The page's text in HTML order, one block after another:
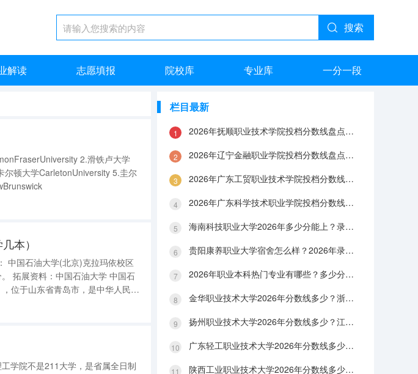
搜索
解读 志愿填报 院校库 专业库 一分一段
本）
位于山东省青岛市，是中华人民共
、教育部
栏目最新
2026年抚顺职业技术学院投档分数线盘点：录取分数、生活与就业指南
2026年辽宁金融职业学院投档分数线盘点：录取分数、生活与就业指南
2026年广东工贸职业技术学院投档分数线盘点：录取分数、生活与就业指南
2026年广东科学技术职业学院投档分数线盘点：录取分数、生活与就业指南
海南科技职业大学2026年多少分能上？录取分数线与生活成本解答
贵阳康养职业大学宿舍怎么样？2026年录取分数、费用及入学手续
2026年职业本科热门专业有哪些？多少分能上？绿牌专业有哪些？
金华职业技术大学2026年分数线多少？浙江考生563分能上吗？机械专业好就业吗？
扬州职业技术大学2026年分数线多少？江苏考生528分能上吗？医养照护好就业吗？
广东轻工职业技术大学2026年分数线多少？广东考生542分能上吗？
陕西工业职业技术大学2026年分数线多少？陕西考生355分能上吗？机械专业好就业吗？